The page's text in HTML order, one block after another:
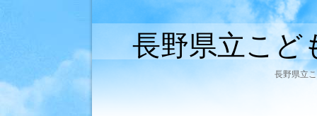
長野県立こど
長野県立